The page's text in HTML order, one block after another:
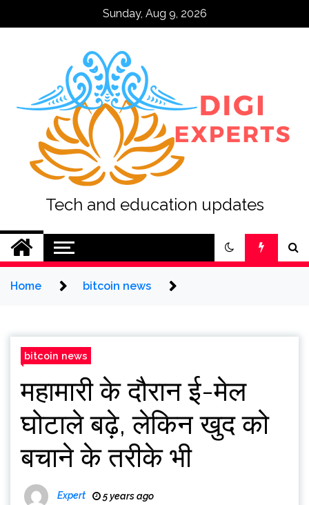
Sunday, Aug 9, 2026
Tech and education updates
Home bitcoin news
bitcoin news
महामारी के दौरान ई-मेल
घोटाले बढ़े, लेकिन खुद को
बचाने के तरीके भी
Expert 5 years ago